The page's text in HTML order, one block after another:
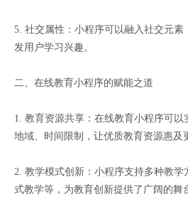
5. 社交属性：小程序可以融入社交元素
发用户学习兴趣。
二、在线教育小程序的赋能之道
1. 教育资源共享：在线教育小程序可
地域、时间限制，让优质教育资源惠及
2. 教学模式创新：小程序支持多种教学
式教学等，为教育创新提供了广阔的舞